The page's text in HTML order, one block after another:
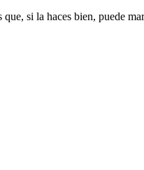
si la haces bien, puede